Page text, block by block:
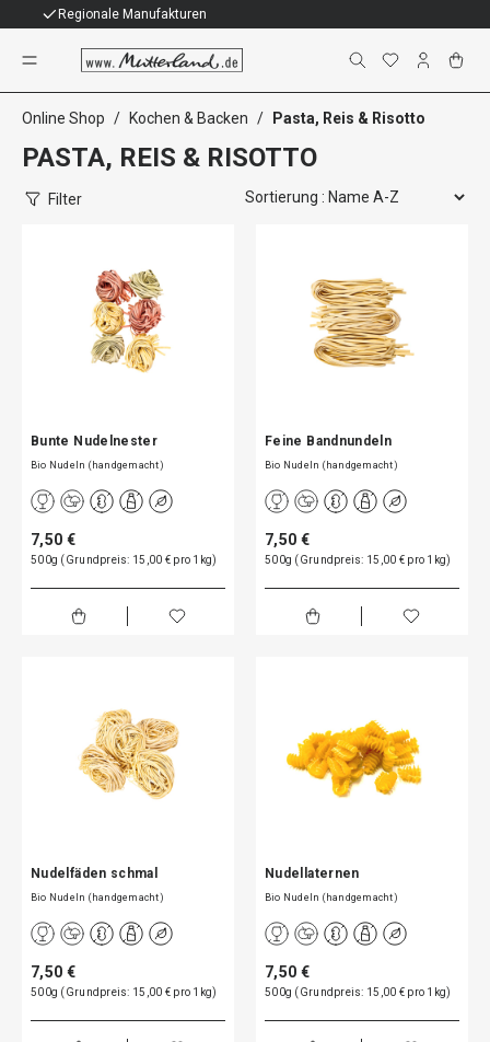
Individuelle Geschenke
Pasta, Reis & Risotto
Online Shop / Kochen & Backen / Pasta, Reis & Risotto
PASTA, REIS & RISOTTO
Filter
Bunte Nudelnester
Bio Nudeln (handgemacht)
7,50 €
500g (Grundpreis: 15,00 € pro 1kg)
Feine Bandnundeln
Bio Nudeln (handgemacht)
7,50 €
500g (Grundpreis: 15,00 € pro 1kg)
Nudelfäden schmal
Bio Nudeln (handgemacht)
7,50 €
500g (Grundpreis: 15,00 € pro 1kg)
Nudellaternen
Bio Nudeln (handgemacht)
7,50 €
500g (Grundpreis: 15,00 € pro 1kg)